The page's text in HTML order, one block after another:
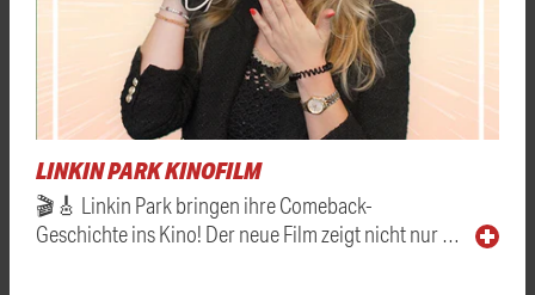
LINKIN PARK KINOFILM
🎬🎸 Linkin Park bringen ihre Comeback-
Geschichte ins Kino! Der neue Film zeigt nicht nur …